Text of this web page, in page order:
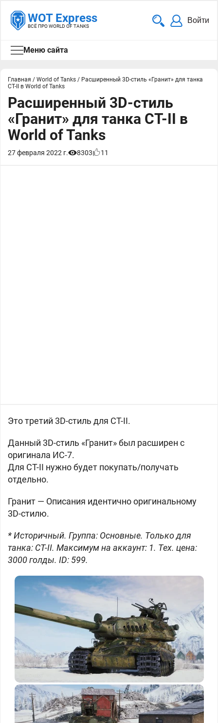
WOT Express
ВСЁ ПРО WORLD OF TANKS
Войти
Меню сайта
Главная / World of Tanks / Расширенный 3D-стиль «Гранит» для танка
СТ-II в World of Tanks
Расширенный 3D-стиль
«Гранит» для танка СТ-II в
World of Tanks
27 февраля 2022 г. 8303 11
Это третий 3D-стиль для СТ-II.
Данный 3D-cтиль «Гранит» был расширен c
оригинала ИС-7.
Для СТ-II нужно будет покупать/получать
отдельно.
Гранит — Описания идентично оригинальному
3D-стилю.
* Историчный. Группа: Основные. Только для
танка: СТ-II. Максимум на аккаунт: 1. Тех. цена:
3000 голды. ID: 599.